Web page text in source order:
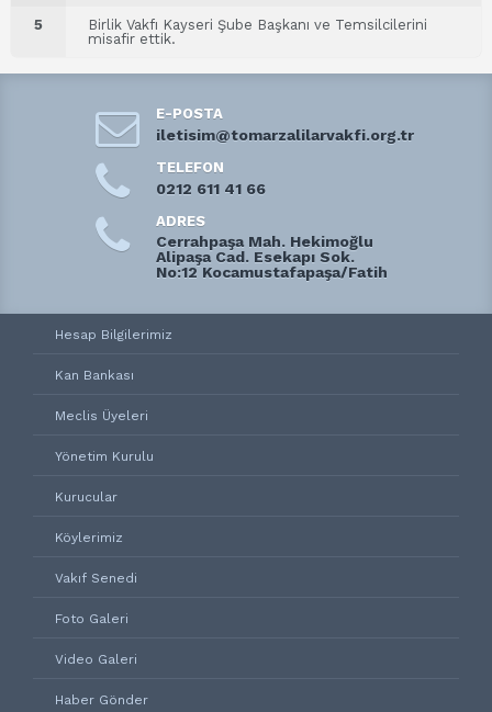
5
Birlik Vakfı Kayseri Şube Başkanı ve Temsilcilerini
misafir ettik.
E-POSTA
iletisim@tomarzalilarvakfi.org.tr
TELEFON
0212 611 41 66
ADRES
Cerrahpaşa Mah. Hekimoğlu
Alipaşa Cad. Esekapı Sok.
No:12 Kocamustafapaşa/Fatih
Hesap Bilgilerimiz
Kan Bankası
Meclis Üyeleri
Yönetim Kurulu
Kurucular
Köylerimiz
Vakıf Senedi
Foto Galeri
Video Galeri
Haber Gönder